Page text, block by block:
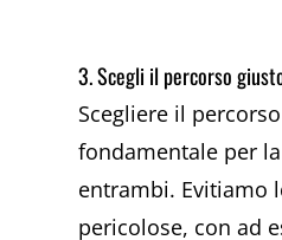
3. Scegli il percorso
Scegliere il
fondamentale per
entrambi. Evitiamo
pericolose, con ad